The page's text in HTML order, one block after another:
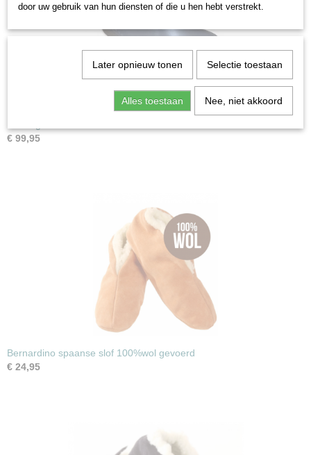
€ 99,95
Bernardino spaanse slof 100%wol gevoerd
€ 24,95
door uw gebruik van hun diensten of die u hen hebt verstrekt.
Later opnieuw tonen Selectie toestaan
Alles toestaan Nee, niet akkoord